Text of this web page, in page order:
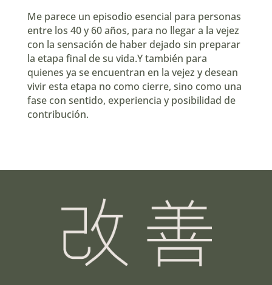
Me parece un episodio esencial para personas
entre los 40 y 60 años, para no llegar a la vejez
con la sensación de haber dejado sin preparar
la etapa final de su vida.Y también para
quienes ya se encuentran en la vejez y desean
vivir esta etapa no como cierre, sino como una
fase con sentido, experiencia y posibilidad de
contribución.